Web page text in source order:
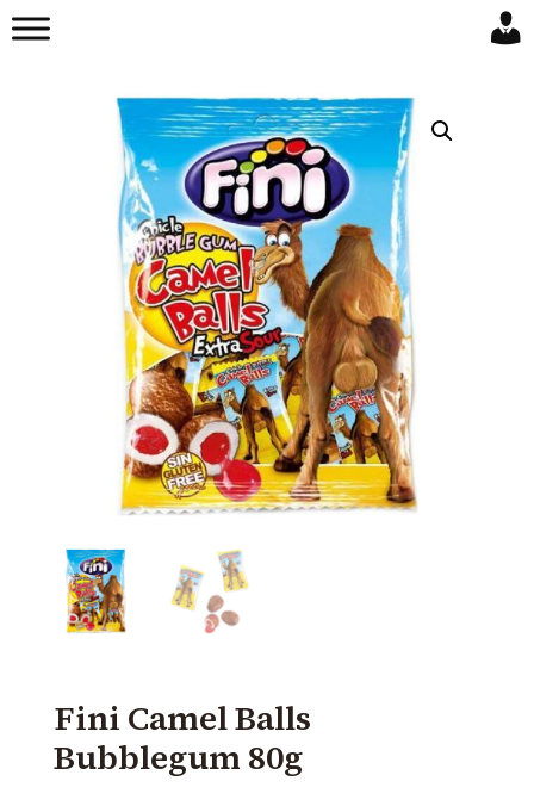
Fini Camel Balls
Bubblegum 80g